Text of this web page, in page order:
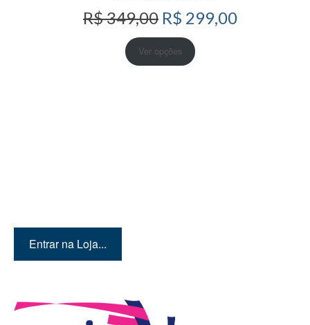
R$349,00 O
preço
original
era:
R$ 349,00.
R$ 299,00O
Ver opções
Entrar na Loja...